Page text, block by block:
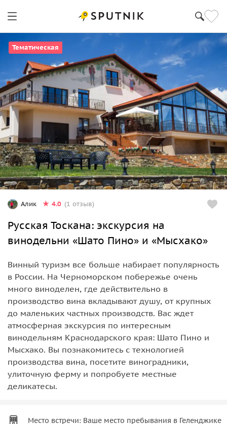
Тематическая
Алик 4.0 (1 отзыв)
Русская Тоскана: экскурсия на
винодельни «Шато Пино» и «Мысхако»
Винный туризм все больше набирает популярность
в России. На Черноморском побережье очень
много виноделен, где действительно в
производство вина вкладывают душу, от крупных
до маленьких частных производств. Вас ждет
атмосферная экскурсия по интересным
винодельням Краснодарского края: Шато Пино и
Мысхако. Вы познакомитесь с технологией
производства вина, посетите виноградники,
улиточную ферму и попробуете местные
деликатесы.
Место встречи: Ваше место пребывания в Геленджике